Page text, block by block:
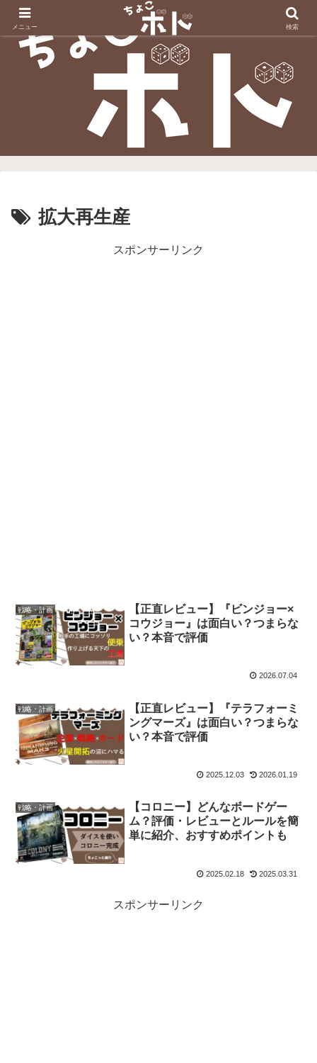
拡大再生産
スポンサーリンク
戦略・計画
【正直レビュー】『ビンジョー×
コウジョー』は面白い？つまらな
い？本音で評価
2026.07.04
戦略・計画
【正直レビュー】『テラフォーミ
ングマーズ』は面白い？つまらな
い？本音で評価
2025.12.03 2026.01.19
戦略・計画
【コロニー】どんなボードゲー
ム？評価・レビューとルールを簡
単に紹介、おすすめポイントも
2025.02.18 2025.03.31
スポンサーリンク
メニュー 検索